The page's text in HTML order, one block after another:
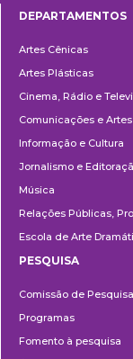
DEPARTAMENTOS
Artes Cênicas
Artes Plásticas
Cinema, Rádio e
Comunicações e Artes
Informação e Cultura
Jornalismo e
Música
Relações Públicas,
Escola de Arte
PESQUISA
Comissão de Pesquisa
Programas
Fomento à pesquisa